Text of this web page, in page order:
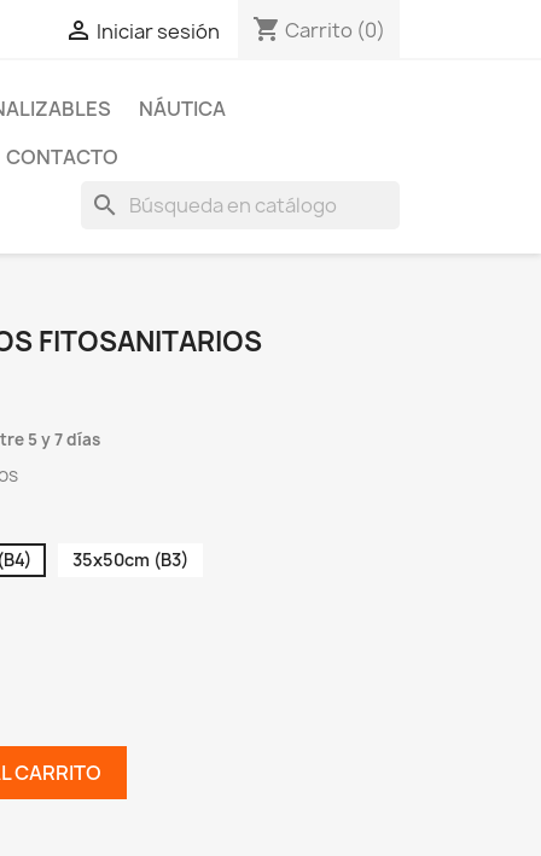
 Iniciar sesión shopping_cart Carrito (0)
NÁUTICA
CONTACTO
search
FITOSANITARIOS
5 y 7 días
35x50cm (B3)
CARRITO